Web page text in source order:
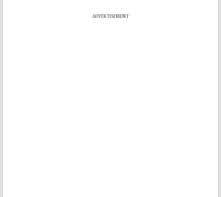
ADVERTISEMENT